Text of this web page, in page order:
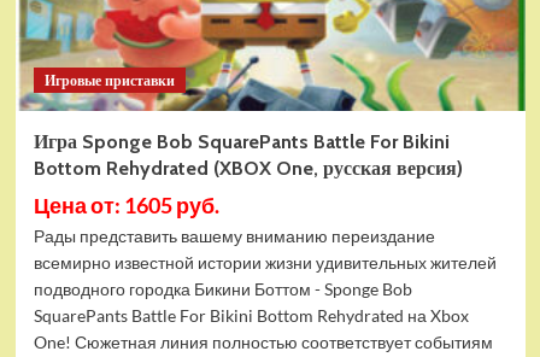
Игровые приставки
Игра Sponge Bob SquarePants Battle For Bikini
Bottom Rehydrated (XBOX One, русская версия)
Цена от: 1605 руб.
Рады представить вашему вниманию переиздание
всемирно известной истории жизни удивительных жителей
подводного городка Бикини Боттом - Sponge Bob
SquarePants Battle For Bikini Bottom Rehydrated на Xbox
One! Сюжетная линия полностью соответствует событиям